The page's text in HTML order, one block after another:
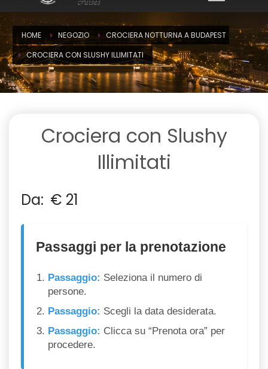
HOME NEGOZIO
CROCIERA NOTTURNA A BUDAPEST
CROCIERA CON SLUSHY ILLIMITATI
Crociera con Slushy
Illimitati
Da: € 21
Passaggi per la prenotazione
Passaggio: Seleziona il numero di
persone.
Passaggio: Scegli la data desiderata.
Passaggio: Clicca su “Prenota ora” per
procedere.